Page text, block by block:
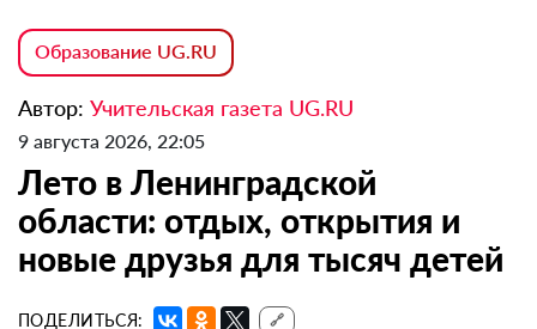
Образование UG.RU
Автор: Учительская газета UG.RU
9 августа 2026, 22:05
Лето в Ленинградской
области: отдых, открытия и
новые друзья для тысяч детей
ПОДЕЛИТЬСЯ: 🔗